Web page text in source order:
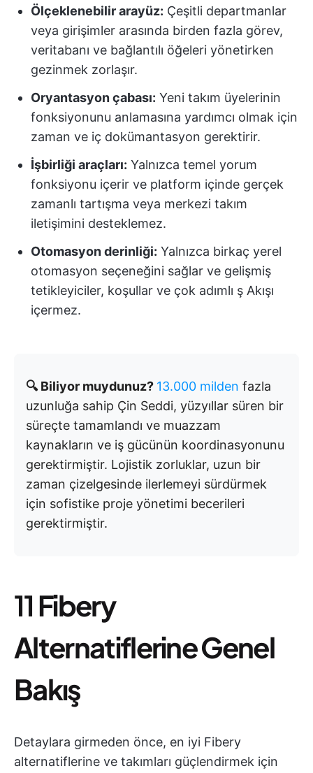
Ölçeklenebilir arayüz: Çeşitli departmanlar
veya girişimler arasında birden fazla görev,
veritabanı ve bağlantılı öğeleri yönetirken
gezinmek zorlaşır.
Oryantasyon çabası: Yeni takım üyelerinin
fonksiyonunu anlamasına yardımcı olmak için
zaman ve iç dokümantasyon gerektirir.
İşbirliği araçları: Yalnızca temel yorum
fonksiyonu içerir ve platform içinde gerçek
zamanlı tartışma veya merkezi takım
iletişimini desteklemez.
Otomasyon derinliği: Yalnızca birkaç yerel
otomasyon seçeneğini sağlar ve gelişmiş
tetikleyiciler, koşullar ve çok adımlı ş Akışı
içermez.
🔍 Biliyor muydunuz? 13.000 milden fazla
uzunluğa sahip Çin Seddi, yüzyıllar süren bir
süreçte tamamlandı ve muazzam
kaynakların ve iş gücünün koordinasyonunu
gerektirmiştir. Lojistik zorluklar, uzun bir
zaman çizelgesinde ilerlemeyi sürdürmek
için sofistike proje yönetimi becerileri
gerektirmiştir.
11Fibery
Alternatiflerine Genel
Bakış
Detaylara girmeden önce, en iyi Fibery
alternatiflerine ve takımları güçlendirmek için